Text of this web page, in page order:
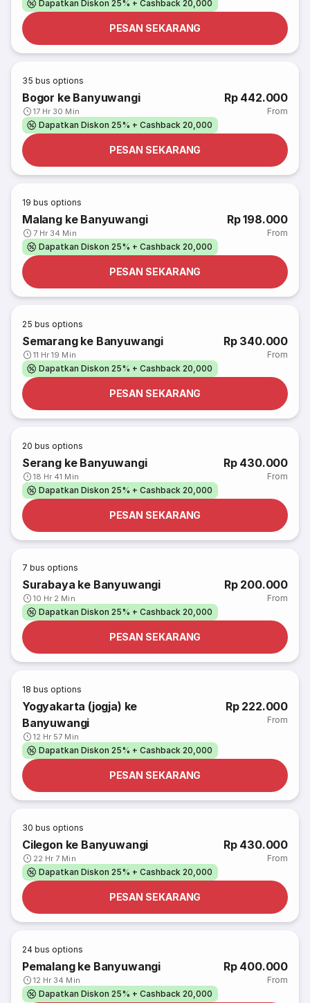
Dapatkan Diskon 25% + Cashback 20,000
PESAN SEKARANG
35 bus options
Bogor ke Banyuwangi
17 Hr 30 Min
Rp 442.000
From
Dapatkan Diskon 25% + Cashback 20,000
PESAN SEKARANG
19 bus options
Malang ke Banyuwangi
7 Hr 34 Min
Rp 198.000
From
Dapatkan Diskon 25% + Cashback 20,000
PESAN SEKARANG
25 bus options
Semarang ke Banyuwangi
11 Hr 19 Min
Rp 340.000
From
Dapatkan Diskon 25% + Cashback 20,000
PESAN SEKARANG
20 bus options
Serang ke Banyuwangi
18 Hr 41 Min
Rp 430.000
From
Dapatkan Diskon 25% + Cashback 20,000
PESAN SEKARANG
7 bus options
Surabaya ke Banyuwangi
10 Hr 2 Min
Rp 200.000
From
Dapatkan Diskon 25% + Cashback 20,000
PESAN SEKARANG
18 bus options
Yogyakarta (jogja) ke
Banyuwangi
12 Hr 57 Min
Rp 222.000
From
Dapatkan Diskon 25% + Cashback 20,000
PESAN SEKARANG
30 bus options
Cilegon ke Banyuwangi
22 Hr 7 Min
Rp 430.000
From
Dapatkan Diskon 25% + Cashback 20,000
PESAN SEKARANG
24 bus options
Pemalang ke Banyuwangi
12 Hr 34 Min
Rp 400.000
From
Dapatkan Diskon 25% + Cashback 20,000